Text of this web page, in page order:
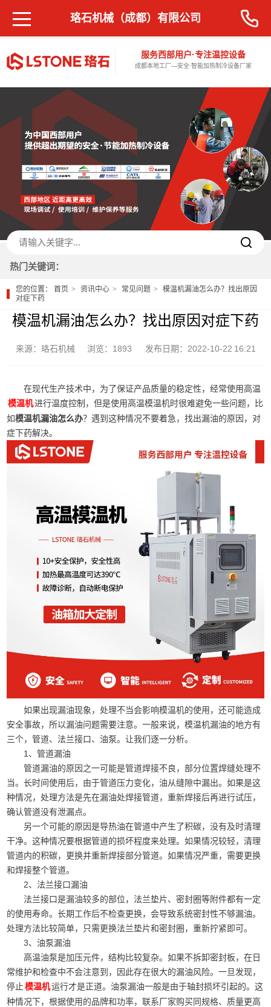
服务西部用户·专注温控设备
成都本地工厂—安全·智能加热制冷设备厂家
珞石机械（成都）有限公司
热门关键词：
您的位置：首页 资讯中心 常见问题
模温机漏油怎么办？找出原因
对症下药
模温机漏油怎么办？找出原因对症下药
来源：珞石机械 浏览：1893 发布日期：2022-10-22 16:21
在现代生产技术中，为了保证产品质量的稳定性，经常使用高温
模温机进行温度控制，但是使用高温模温机时很难避免一些问题，比
如模温机漏油怎么办？遇到这种情况不要着急，找出漏油的原因，对
症下药解决。
如果出现漏油现象，处理不当会影响模温机的使用，还可能造成
安全事故，所以漏油问题需要注意。一般来说，模温机漏油的地方有
三个，管道、法兰接口、油泵。让我们逐一分析。
1、管道漏油
管道漏油的原因之一可能是管道焊接不良，部分位置焊缝处理不
当。长时间使用后，由于管道压力变化，油从缝隙中漏出。如果是这
种情况，处理方法是先在漏油处焊接管道，重新焊接后再进行试压，
确认管道没有泄漏点。
另一个可能的原因是导热油在管道中产生了积碳，没有及时清理
干净。这种情况要根据管道的损坏程度来处理。如果情况较轻，清理
管道内的积碳，更换并重新焊接部分管道。如果情况严重，需要更换
和焊接整个管道。
2、法兰接口漏油
法兰接口是漏油较多的部位，法兰垫片、密封圈等附件都有一定
的使用寿命。长期工作后不检查更换，会导致系统密封性不够漏油。
处理方法比较简单，只需更换法兰垫片和密封圈，重新拧紧即可。
3、油泵漏油
高温油泵是加压元件，结构比较复杂。如果不拆卸密封板，在日
常维护和检查中不会注意到，因此存在很大的漏油风险。一旦发现，
停止 模温机运行才是正道。油泵漏油一般是由于轴封损坏引起的。这
种情况下，根据使用的品牌和功率，联系厂家购买同规格、质量更高